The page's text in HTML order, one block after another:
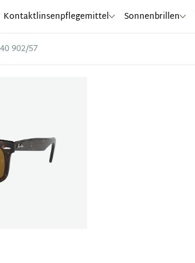
Kontaktlinsenpflegemittel Sonnenbrillen
902/57